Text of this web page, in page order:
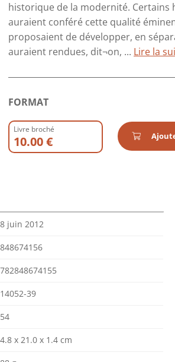
historique de la modernité. Certains
auraient conféré cette qualité
proposaient de développer, en
auraient rendues, dit¬on, ... Lire la
FORMAT
Livre broché
10.00 €
juin 2012
39
x 21.0 x 1.4 cm